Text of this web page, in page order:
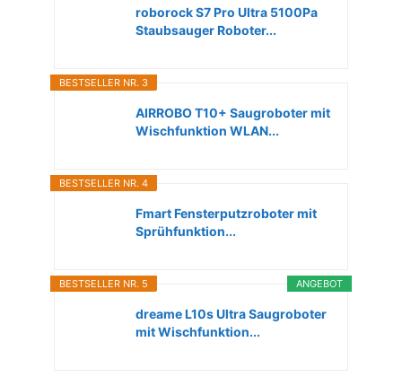
roborock S7 Pro Ultra 5100Pa
Staubsauger Roboter...
BESTSELLER NR. 3
AIRROBO T10+ Saugroboter mit
Wischfunktion WLAN...
BESTSELLER NR. 4
Fmart Fensterputzroboter mit
Sprühfunktion...
ANGEBOT
BESTSELLER NR. 5
dreame L10s Ultra Saugroboter
mit Wischfunktion...